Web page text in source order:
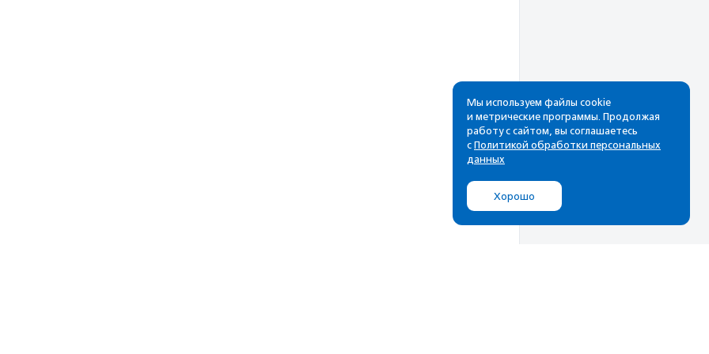
Рассылка
Cамые свежие новости,
почтовом ящике
Мы используем файлы cookie
и метрические программы. Продолжая
работу с сайтом, вы соглашаетесь
с Политикой обработки персональных
данных
Хорошо